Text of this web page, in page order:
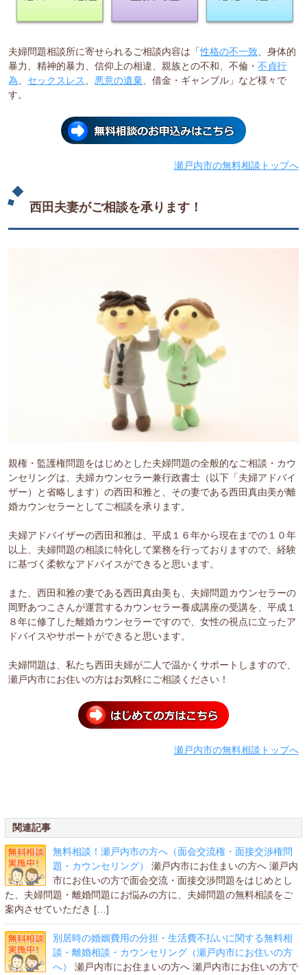
夫婦問題相談所に寄せられるご相談内容は「性格の不一致 、身体的
暴力、精神的暴力、信仰上の相違、親族との不和、不倫・不貞行
為
セックスレス 悪意の遺棄 、借金・ギャンブル」など様々で
す。
瀬戸内市の無料相談トップへ
西田夫妻がご相談を承ります！
親権・監護権問題をはじめとした夫婦問題の全般的なご相談・カウ
ンセリングは、夫婦カウンセラー兼行政書士（以下「夫婦アドバイ
ザー）と省略します）の西田和雅と、その妻である西田真由美が離
婚カウンセラーとしてご相談を承ります。
夫婦アドバイザーの西田和雅は、平成１６年から現在までの１０年
以上、夫婦問題の相談に特化して業務を行っておりますので、経験
に基づく柔軟なアドバイスができると思います。
また、西田和雅の妻である西田真由美も、夫婦問題カウンセラーの
岡野あつこさんが運営するカウンセラー養成講座の受講を、平成１
８年に修了した離婚カウンセラーですので、女性の視点に立ったア
ドバイスやサポートができると思います。
夫婦問題は、私たち西田夫婦が二人で温かくサポートしますので、
瀬戸内市にお住いの方はお気軽にご相談ください！
瀬戸内市の無料相談トップへ
関連記事
無料相談！瀬戸内市の方へ（面会交流権・面接交渉権問
題・カウンセリング）
瀬戸内市にお住まいの方へ 瀬戸内
市にお住いの方で面会交流・面接交渉問題をはじめとし
た、夫婦問題・離婚問題にお悩みの方に、夫婦問題の無料相談をご
案内させていただき […]
別居時の婚姻費用の分担・生活費不払いに関する無料相
談・離婚相談・カウンセリング（瀬戸内市にお住いの方
へ）
瀬戸内市にお住まいの方へ 瀬戸内市にお住いの方で